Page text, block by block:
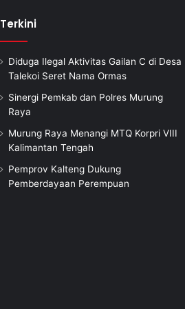
Terkini
Diduga Ilegal Aktivitas Gailan C di Desa
Talekoi Seret Nama Ormas
Sinergi Pemkab dan Polres Murung
Raya
Murung Raya Menangi MTQ Korpri VIII
Kalimantan Tengah
Pemprov Kalteng Dukung
Pemberdayaan Perempuan
11 Januari 2026
Raya Perluas Tapping Box
di Restoran dan Kafe